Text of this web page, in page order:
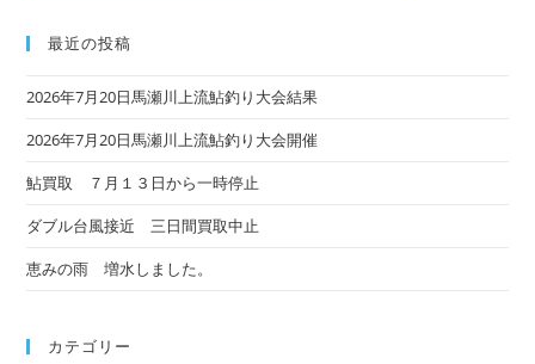
最近の投稿
2026年7月20日馬瀬川上流鮎釣り大会結果
2026年7月20日馬瀬川上流鮎釣り大会開催
鮎買取 ７月１３日から一時停止
ダブル台風接近 三日間買取中止
恵みの雨 増水しました。
カテゴリー